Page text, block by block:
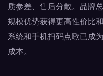
质参差、售后分散。品牌
规模优势获得更高性价比
系统和手机扫码点歌已成
成本。